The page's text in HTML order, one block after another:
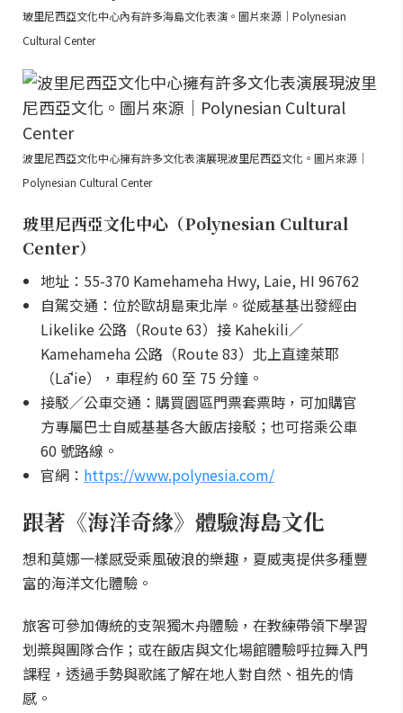
玻里尼西亞文化中心內有許多海島文化表演。圖片來源｜Polynesian
Cultural Center
波里尼西亞文化中心擁有許多文化表演展現波里尼西亞文化。圖片來源｜
Polynesian Cultural Center
玻里尼西亞文化中心（Polynesian Cultural
Center）
地址：55-370 Kamehameha Hwy, Laie, HI 96762
自駕交通：位於歐胡島東北岸。從威基基出發經由
Likelike 公路（Route 63）接 Kahekili／
Kamehameha 公路（Route 83）北上直達萊耶
（Lāʻie），車程約 60 至 75 分鐘。
接駁／公車交通：購買園區門票套票時，可加購官
方專屬巴士自威基基各大飯店接駁；也可搭乘公車
60 號路線。
官網： https://www.polynesia.com/
跟著《海洋奇緣》體驗海島文化
想和莫娜一樣感受乘風破浪的樂趣，夏威夷提供多種豐
富的海洋文化體驗。
旅客可參加傳統的支架獨木舟體驗，在教練帶領下學習
划槳與團隊合作；或在飯店與文化場館體驗呼拉舞入門
課程，透過手勢與歌謠了解在地人對自然、祖先的情
感。